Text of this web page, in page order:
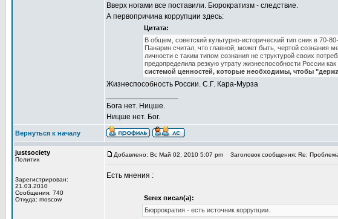
Вверх ногами все поставили. Бюрократизм - следствие.
А первопричина коррупции здесь:
Цитата:
В общем, советский культурно-исторический тип сник в 70-
Панарин считал, что главной, может быть, чертой сознания
личности с таким типом сознания не структурой своих
предопределила резкую утрату жизнеспособности России как
системой ценностей, которые необходимы, чтобы
Жизнеспособность России. С.Г. Кара-Мурза
Бога нет. Ницше.
Ницше нет. Бог.
Вернуться к началу
justsociety
Политик
Зарегистрирован:
21.03.2010
Сообщения: 740
Откуда: moscow
Добавлено: Вс Май 02, 2010 5:07 pm Заголовок сообщения: Re:
Есть мнения :
Serex писал(а):
Бюррократия - есть источник коррупции.